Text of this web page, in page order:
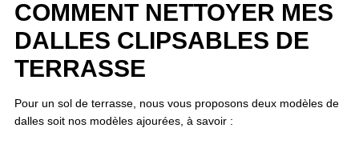
COMMENT NETTOYER MES
DALLES CLIPSABLES DE
TERRASSE
Pour un sol de terrasse, nous vous proposons deux modèles de
dalles soit nos modèles ajourées, à savoir :